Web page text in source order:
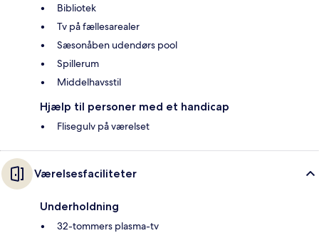
Bibliotek
Tv på fællesarealer
Sæsonåben udendørs pool
Spillerum
Middelhavsstil
Hjælp til personer med et handicap
Flisegulv på værelset
Værelsesfaciliteter
Underholdning
32-tommers plasma-tv